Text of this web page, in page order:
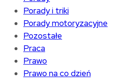
Porady i triki
Porady motoryzacyjne
Pozostałe
Praca
Prawo
Prawo na co dzień